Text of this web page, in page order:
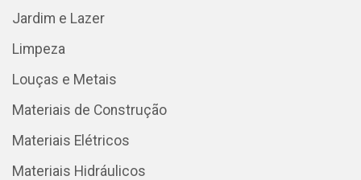
Jardim e Lazer
Limpeza
Louças e Metais
Materiais de Construção
Materiais Elétricos
Materiais Hidráulicos